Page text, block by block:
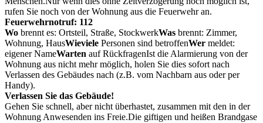
rufen Sie noch von der Wohnung aus die Feuerwehr an.
Feuerwehrnotruf: 112
Wo brennt es: Ortsteil, Straße, StockwerkWas brennt: Zimmer,
Wohnung, HausWieviele Personen sind betroffenWer meldet:
eigener NameWarten auf RückfragenIst die Alarmierung von der
Wohnung aus nicht mehr möglich, holen Sie dies sofort nach
Verlassen des Gebäudes nach (z.B. vom Nachbarn aus oder per
Handy).
Verlassen Sie das Gebäude!
Gehen Sie schnell, aber nicht überhastet, zusammen mit den in der
Wohnung Anwesenden ins Freie.Die giftigen und heißen Brandgase